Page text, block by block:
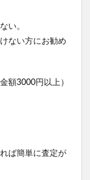
い。
ない方にお勧め
額3000円以上）
ば簡単に査定が